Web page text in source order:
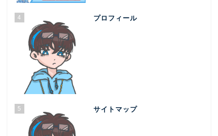
4 プロフィール
5 サイトマップ